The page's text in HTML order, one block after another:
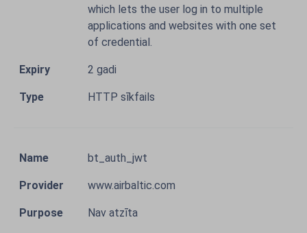
which lets the user log in to multiple
applications and websites with one set
of credential.
2 gadi
HTTP sīkfails
bt_auth_jwt
www.airbaltic.com
Nav atzīta